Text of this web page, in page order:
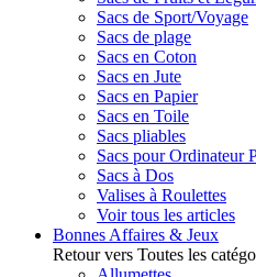
Sacs de Sport/Voyage
Sacs de plage
Sacs en Coton
Sacs en Jute
Sacs en Papier
Sacs en Toile
Sacs pliables
Sacs pour Ordinateur
Sacs à Dos
Valises à Roulettes
Voir tous les articles
Bonnes Affaires & Jeux
Retour vers Toutes les